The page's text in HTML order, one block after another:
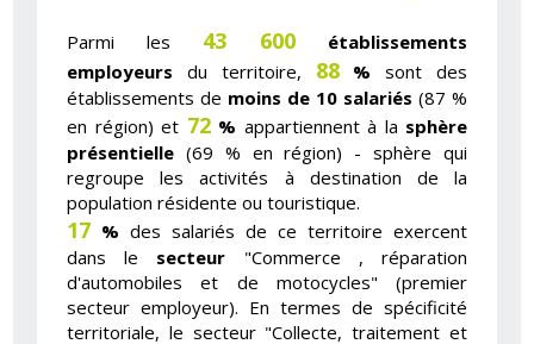
Parmi les 43 600
établissements
employeurs du territoire, 88% sont des
établissements de moins de 10 salariés (87 %
en région) et 72% appartiennent à la sphère
présentielle (69 % en région) - sphère qui
regroupe les activités à destination de la
population résidente ou touristique.
17 % des salariés de ce territoire exercent
dans le secteur "Commerce , réparation
d'automobiles et de motocycles" (premier
secteur employeur). En termes de spécificité
territoriale, le secteur "Collecte, traitement et